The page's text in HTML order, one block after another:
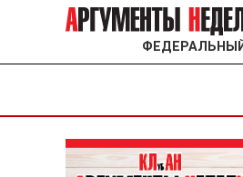
ФЕДЕРАЛЬНЫЙ